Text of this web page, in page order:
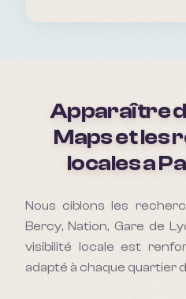
Apparaître
Maps et les
locales a
Nous ciblons les
Bercy, Nation, Gare de
visibilité locale est
adapté à chaque quartier